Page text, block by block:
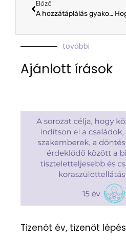
Előző
A hozzátáplálás gyakorlati lépései és az étkezési szokások kialakítása
további
Ajánlott írások
Tizenöt év, tizenöt lépés